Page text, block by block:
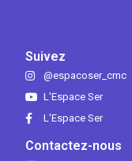
Suivez
@espacoser_cmc
L'Espace Ser
L'Espace Ser
Contactez-nous